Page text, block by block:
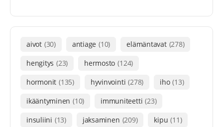
aivot (30) antiage (10) elämäntavat (278)
hengitys (23) hermosto (124)
hormonit (135) hyvinvointi (278) iho (13)
ikääntyminen (10) immuniteetti (23)
insuliini (13) jaksaminen (209) kipu (11)